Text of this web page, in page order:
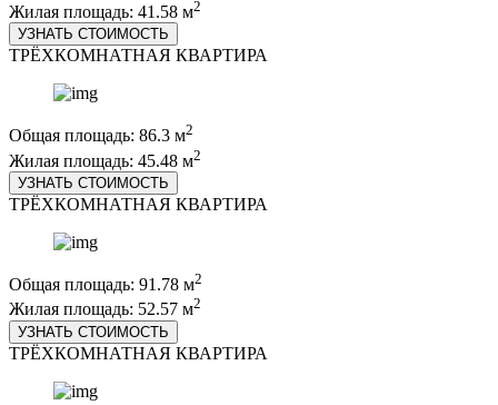
Жилая площадь: 41.58 м2
УЗНАТЬ СТОИМОСТЬ
ТРЁХКОМНАТНАЯ КВАРТИРА
Общая площадь: 86.3 м2
Жилая площадь: 45.48 м2
УЗНАТЬ СТОИМОСТЬ
ТРЁХКОМНАТНАЯ КВАРТИРА
Общая площадь: 91.78 м2
Жилая площадь: 52.57 м2
УЗНАТЬ СТОИМОСТЬ
ТРЁХКОМНАТНАЯ КВАРТИРА